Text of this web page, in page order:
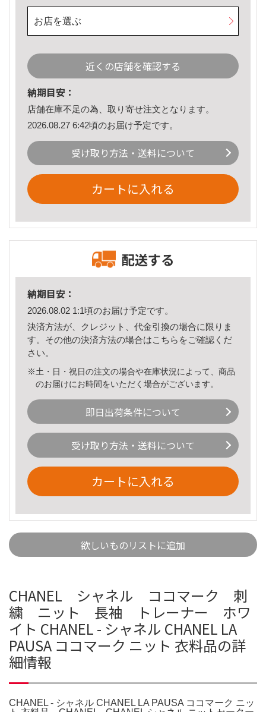
お店を選ぶ
近くの店舗を確認する
納期目安：
店舗在庫不足の為、取り寄せ注文となります。
2026.08.27 6:42頃のお届け予定です。
受け取り方法・送料について
カートに入れる
配送する
納期目安：
2026.08.02 1:1頃のお届け予定です。
決済方法が、クレジット、代金引換の場合に限りま
す。その他の決済方法の場合はこちら をご確認くだ
さい。
※土・日・祝日の注文の場合や在庫状況によって、商品
のお届けにお時間をいただく場合がございます。
即日出荷条件について
受け取り方法・送料について
カートに入れる
欲しいものリストに追加
CHANEL シャネル ココマーク 刺
繍 ニット 長袖 トレーナー ホワ
イト CHANEL - シャネル CHANEL LA
PAUSA ココマーク ニット 衣料品の詳
細情報
CHANEL - シャネル CHANEL LA PAUSA ココマーク ニッ